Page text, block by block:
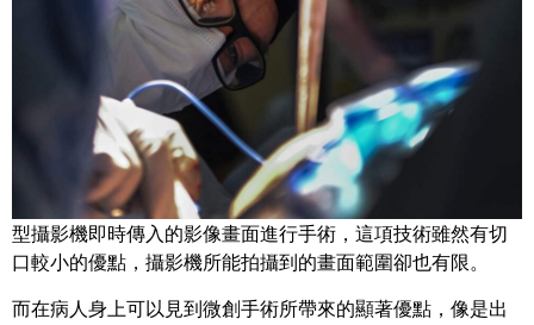
傳統的開放式手術要有較大的切口，醫生方能看清楚手術區
域，不過有愈來愈多的外科醫生選擇採用微創手術，靠著微
型攝影機即時傳入的影像畫面進行手術，這項技術雖然有切
口較小的優點，攝影機所能拍攝到的畫面範圍卻也有限。
而在病人身上可以見到微創手術所帶來的顯著優點，像是出